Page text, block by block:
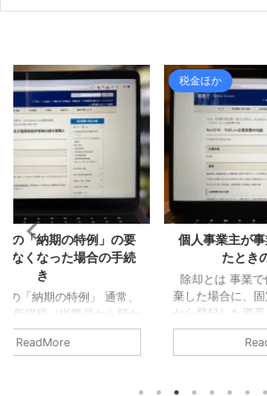
例」の要
合の手続
」 通常、
員から預か
翌月10日ま
っていま
税金ほか
個人事業主が事業用資産を
たときの会計処理
除却とは 事業で使っている資
棄した場合に、固定資産台帳等
から登録した資産を取り除く手
必要となります。 これを「除
いいます（事業で使わなくなっ